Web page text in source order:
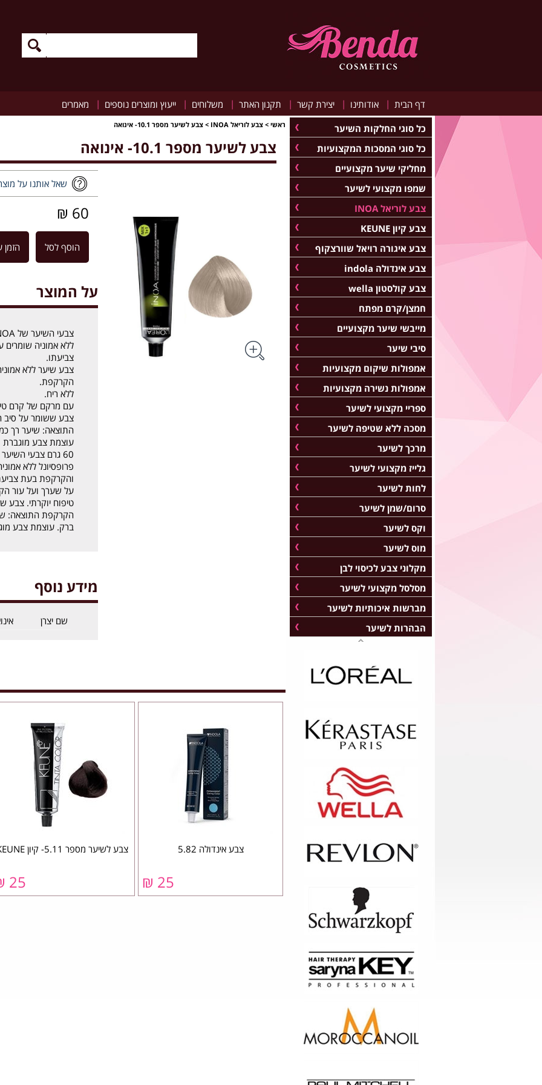
דף הבית | אודותינו | יצירת קשר | תקנון האתר | משלוחים | ייעוץ ומוצרים נוספים | מאמרים
ראשי > צבע לוריאל INOA > צבע לשיער מספר 10.1- אינואה
צבע לשיער מספר 10.1- אינואה
שאל אותנו על
60 ₪
הוסף לסל הזמן
על המוצר
ללא אמוניה
צביעתו.
צבע שיער ללא
הקרקפת.
ללא ריח.
עם מרקם של קרם
צבע ששומר על סיב
התוצאה: שיער רך
עוצמת צבע מוגברת וכיסוי 100%
פרופסיונל ללא
והקרקפת בעת
על שערך ועל עור
טיפוח יוקרתי. צבע
הקרקפת התוצאה:
ברק. עוצמת צבע מוגברת וכיסוי
מידע נוסף
שם יצרן
צבע אינדולה 5.82
25 ₪
צבע לשיער מספר 5.11- קיון KEUNE
25 ₪
כל סוגי החלקות השיער
כל סוגי המסכות המקצועיות
מחליקי שיער מקצועיים
שמפו מקצועי לשיער
צבע לוריאל INOA
צבע קיון KEUNE
צבע איגורה רויאל שוורצקוף
צבע אינדולה indola
צבע קולסטון wella
חמצן/קרם מפתח
מייבשי שיער מקצועיים
סיבי שיער
אמפולות שיקום מקצועיות
אמפולות נשירה מקצועיות
ספריי מקצועי לשיער
מסכה ללא שטיפה לשיער
מרכך לשיער
גלייז מקצועי לשיער
לחות לשיער
סרום/שמן לשיער
וקס לשיער
מוס לשיער
מקלוני צבע לכיסוי לבן
מסלסל מקצועי לשיער
מברשות איכותיות לשיער
הבהרות לשיער